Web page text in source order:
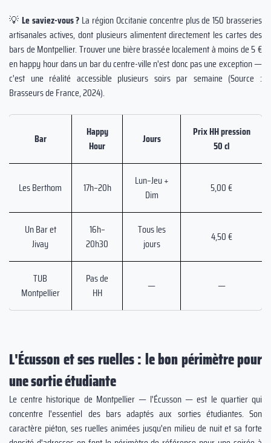
💡 Le saviez-vous ? La région Occitanie concentre plus de 150 brasseries
artisanales actives, dont plusieurs alimentent directement les cartes des
bars de Montpellier. Trouver une bière brassée localement à moins de 5 €
en happy hour dans un bar du centre-ville n'est donc pas une exception —
c'est une réalité accessible plusieurs soirs par semaine (Source :
Brasseurs de France, 2024).
Bar
Happy
Hour
Jours
Prix HH pression
50 cl
Les Berthom 17h–20h
Lun–Jeu +
Dim
5,00 €
Un Bar et
Jivay
16h–
20h30
Tous les
jours
4,50 €
TUB
Montpellier
Pas de
HH
— —
L'Écusson et ses ruelles : le bon périmètre pour
une sortie étudiante
Le centre historique de Montpellier — l'Écusson — est le quartier qui
concentre l'essentiel des bars adaptés aux sorties étudiantes. Son
caractère piéton, ses ruelles animées jusqu'en milieu de nuit et sa forte